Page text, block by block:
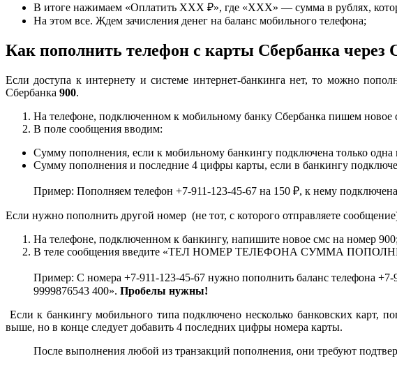
В итоге нажимаем «Оплатить XXX ₽», где «XXX» — сумма в рублях,
На этом все. Ждем зачисления денег на баланс мобильного телефона;
Как пополнить телефон с карты Сбербанка
Если доступа к интернету и системе интернет-банкинга нет, то можно
Сбербанка 900.
На телефоне, подключенном к мобильному банку Сбербанка пишем новое
В поле сообщения вводим:
Сумму пополнения, если к мобильному банкингу подключена только одна
Сумму пополнения и последние 4 цифры карты, если в банкингу
Пример: Пополняем телефон +7-911-123-45-67 на 150 ₽, к нему
Если нужно пополнить другой номер (не тот, с которого отправляете
На телефоне, подключенном к банкингу, напишите новое смс на номер 900;
В теле сообщения введите «ТЕЛ НОМЕР ТЕЛЕФОНА СУММА
Пример: С номера +7-911-123-45-67 нужно пополнить баланс телефона
9999876543 400». Пробелы нужны!
Если к банкингу мобильного типа подключено несколько банковских карт,
выше, но в конце следует добавить 4 последних цифры номера карты.
После выполнения любой из транзакций пополнения, они требуют